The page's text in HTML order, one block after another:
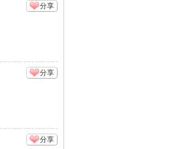
分享
分享
分享